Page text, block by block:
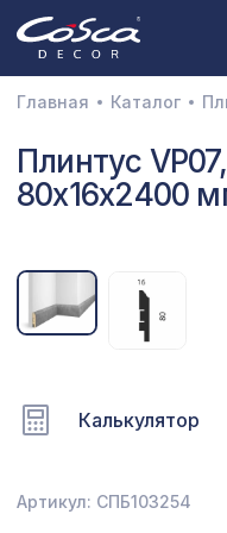
3D орнамент
Акустические
Интерьерный МДФ
Межкомнатные
Перфорированные
Главная Каталог
Плинтус
80x16x2400
Калькулятор
Артикул: СПБ103254